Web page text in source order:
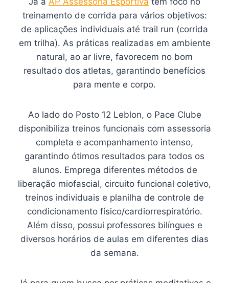
treinamento de corrida para vários objetivos:
de aplicações individuais até trail run (corrida
em trilha). As práticas realizadas em ambiente
natural, ao ar livre, favorecem no bom
resultado dos atletas, garantindo benefícios
para mente e corpo.
Ao lado do Posto 12 Leblon, o Pace Clube
disponibiliza treinos funcionais com assessoria
completa e acompanhamento intenso,
garantindo ótimos resultados para todos os
alunos. Emprega diferentes métodos de
liberação miofascial, circuito funcional coletivo,
treinos individuais e planilha de controle de
condicionamento físico/cardiorrespiratório.
Além disso, possui professores bilíngues e
diversos horários de aulas em diferentes dias
da semana.